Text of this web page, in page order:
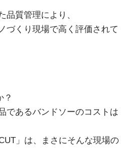
品質管理により、
づくり現場で高く評価されて
？
であるバンドソーのコストは
」は、まさにそんな現場の